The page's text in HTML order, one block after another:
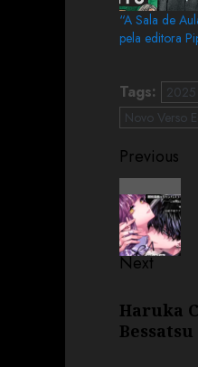
“A Sala de
pela editora
Tags: 2025
Novo Verso
Previous
Next
Haruka